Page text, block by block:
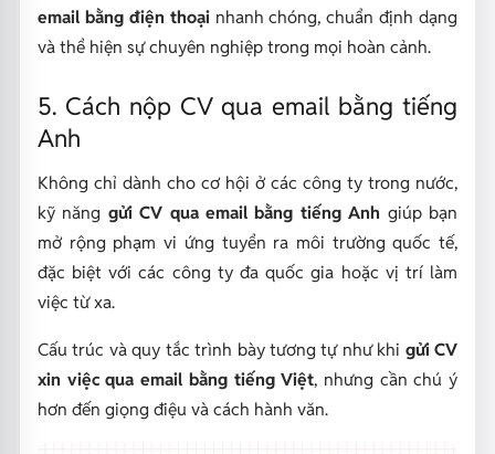
email bằng điện thoạinhanh chóng, chuẩn định dạng
và thể hiện sự chuyên nghiệp trong mọi hoàn cảnh.
5. Cách nộp CV qua email bằng tiếng
Anh
Không chỉ dành cho cơ hội ở các công ty trong nước,
kỹ năng gửi CV qua email bằng tiếng Anh giúp bạn
mở rộng phạm vi ứng tuyển ra môi trường quốc tế,
đặc biệt với các công ty đa quốc gia hoặc vị trí làm
việc từ xa.
Cấu trúc và quy tắc trình bày tương tự như khi gửi CV
xin việc qua email bằng tiếng Việt, nhưng cần chú ý
hơn đến giọng điệu và cách hành văn.